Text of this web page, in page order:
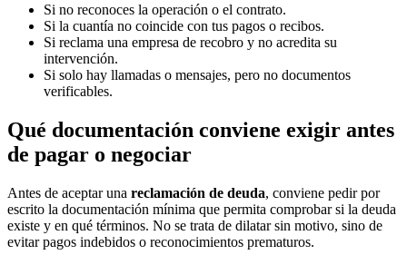
Si no reconoces la operación o el contrato.
Si la cuantía no coincide con tus pagos o recibos.
Si reclama una empresa de recobro y no acredita su
intervención.
Si solo hay llamadas o mensajes, pero no documentos
verificables.
Qué documentación conviene exigir antes
de pagar o negociar
Antes de aceptar una reclamación de deuda, conviene pedir por
escrito la documentación mínima que permita comprobar si la deuda
existe y en qué términos. No se trata de dilatar sin motivo, sino de
evitar pagos indebidos o reconocimientos prematuros.